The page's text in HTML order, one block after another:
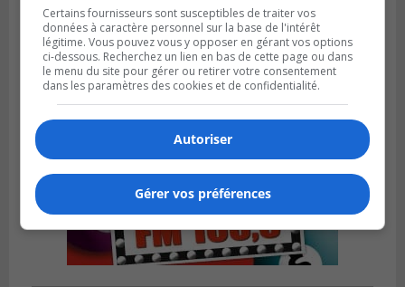
Certains fournisseurs sont susceptibles de traiter vos
données à caractère personnel sur la base de l'intérêt
légitime. Vous pouvez vous y opposer en gérant vos options
ci-dessous. Recherchez un lien en bas de cette page ou dans
le menu du site pour gérer ou retirer votre consentement
dans les paramètres des cookies et de confidentialité.
Autoriser
Gérer vos préférences